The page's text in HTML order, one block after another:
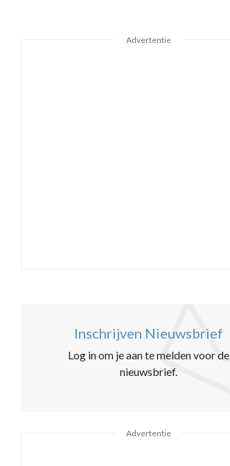
Advertentie
Inschrijven Nieuwsbrief
Log in om je aan te melden voor de
nieuwsbrief.
Advertentie